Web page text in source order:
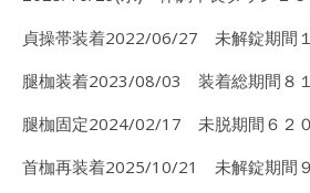
貞操帯装着2022/06/27 未解錠期間
腿枷装着2023/08/03 装着総期間８
腿枷固定2024/02/17 未脱期間６２
首枷再装着2025/10/21 未解錠期間